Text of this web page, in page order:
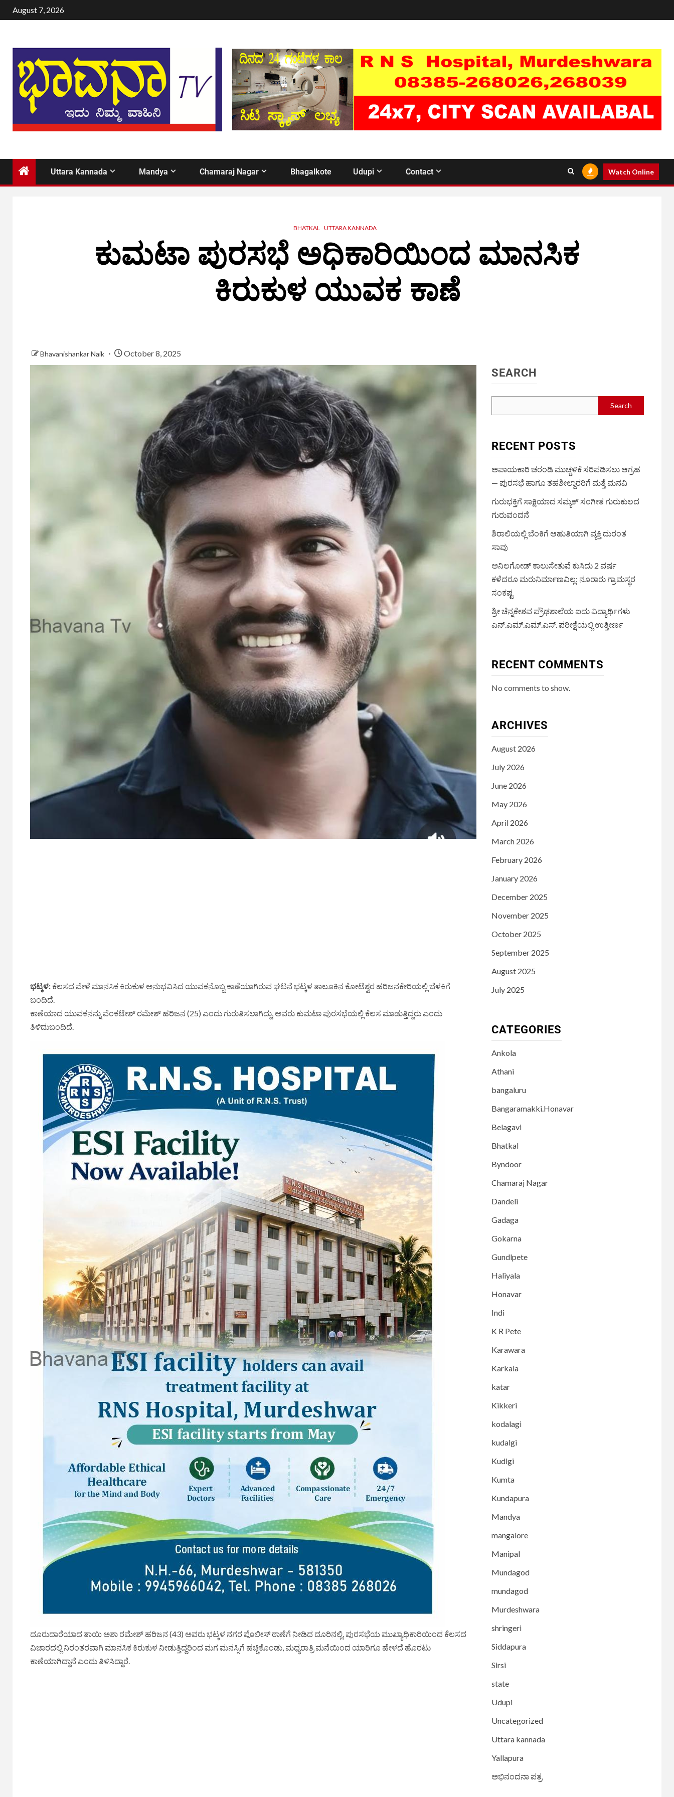
August 7, 2026
Uttara Kannada Mandya Chamaraj Nagar Bhagalkote Udupi Contact Watch Online
BHATKAL UTTARA KANNADA
ಕುಮಟಾ ಪುರಸಭೆ ಅಧಿಕಾರಿಯಿಂದ ಮಾನಸಿಕ
ಕಿರುಕುಳ ಯುವಕ ಕಾಣೆ
Bhavanishankar Naik October 8, 2025
ಭಟ್ಕಳ: ಕೆಲಸದ ವೇಳೆ ಮಾನಸಿಕ ಕಿರುಕುಳ ಅನುಭವಿಸಿದ ಯುವಕನೊಬ್ಬ ಕಾಣೆಯಾಗಿರುವ ಘಟನೆ ಭಟ್ಕಳ ತಾಲೂಕಿನ ಕೋಟೆಶ್ವರ ಹರಿಜನಕೇರಿಯಲ್ಲಿ ಬೆಳಕಿಗೆ
ಬಂದಿದೆ.
ಕಾಣೆಯಾದ ಯುವಕನನ್ನು ವೆಂಕಟೇಶ್ ರಮೇಶ್ ಹರಿಜನ (25) ಎಂದು ಗುರುತಿಸಲಾಗಿದ್ದು, ಅವರು ಕುಮಟಾ ಪುರಸಭೆಯಲ್ಲಿ ಕೆಲಸ ಮಾಡುತ್ತಿದ್ದರು ಎಂದು
ತಿಳಿದುಬಂದಿದೆ.
ದೂರುದಾರೆಯಾದ ತಾಯಿ ಅಶಾ ರಮೇಶ್ ಹರಿಜನ (43) ಅವರು ಭಟ್ಕಳ ನಗರ ಪೊಲೀಸ್ ಠಾಣೆಗೆ ನೀಡಿದ ದೂರಿನಲ್ಲಿ, ಪುರಸಭೆಯ ಮುಖ್ಯಾಧಿಕಾರಿಯಿಂದ ಕೆಲಸದ
ವಿಚಾರದಲ್ಲಿ ನಿರಂತರವಾಗಿ ಮಾನಸಿಕ ಕಿರುಕುಳ ನೀಡುತ್ತಿದ್ದರಿಂದ ಮಗ ಮನಸ್ಸಿಗೆ ಹಚ್ಚಿಕೊಂಡು, ಮಧ್ಯರಾತ್ರಿ ಮನೆಯಿಂದ ಯಾರಿಗೂ ಹೇಳದೆ ಹೊರಟು
ಕಾಣೆಯಾಗಿದ್ದಾನೆ ಎಂದು ತಿಳಿಸಿದ್ದಾರೆ.
SEARCH
Search
RECENT POSTS
ಅಪಾಯಕಾರಿ ಚರಂಡಿ ಮುಚ್ಚಳಿಕೆ ಸರಿಪಡಿಸಲು ಆಗ್ರಹ
— ಪುರಸಭೆ ಹಾಗೂ ತಹಶೀಲ್ದಾರರಿಗೆ ಮತ್ತೆ ಮನವಿ
ಗುರುಭಕ್ತಿಗೆ ಸಾಕ್ಷಿಯಾದ ಸಮ್ಯಕ್ ಸಂಗೀತ ಗುರುಕುಲದ
ಗುರುವಂದನೆ
ಶಿರಾಲಿಯಲ್ಲಿ ಬೆಂಕಿಗೆ ಆಹುತಿಯಾಗಿ ವ್ಯಕ್ತಿ ದುರಂತ
ಸಾವು
ಅನಿಲಗೋಡ್ ಕಾಲುಸೇತುವೆ ಕುಸಿದು 2 ವರ್ಷ
ಕಳೆದರೂ ಮರುನಿರ್ಮಾಣವಿಲ್ಲ: ನೂರಾರು ಗ್ರಾಮಸ್ಥರ
ಸಂಕಷ್ಟ
ಶ್ರೀ ಚೆನ್ನಕೇಶವ ಪ್ರೌಢಶಾಲೆಯ ಐದು ವಿದ್ಯಾರ್ಥಿಗಳು
ಎನ್.ಎಮ್.ಎಮ್.ಎಸ್. ಪರೀಕ್ಷೆಯಲ್ಲಿ ಉತ್ತೀರ್ಣ
RECENT COMMENTS
No comments to show.
ARCHIVES
August 2026
July 2026
June 2026
May 2026
April 2026
March 2026
February 2026
January 2026
December 2025
November 2025
October 2025
September 2025
August 2025
July 2025
CATEGORIES
Ankola
Athani
bangaluru
Bangaramakki.Honavar
Belagavi
Bhatkal
Byndoor
Chamaraj Nagar
Dandeli
Gadaga
Gokarna
Gundlpete
Haliyala
Honavar
Indi
K R Pete
Karawara
Karkala
katar
Kikkeri
kodalagi
kudalgi
Kudlgi
Kumta
Kundapura
Mandya
mangalore
Manipal
Mundagod
mundagod
Murdeshwara
shringeri
Siddapura
Sirsi
state
Udupi
Uncategorized
Uttara kannada
Yallapura
ಅಭಿನಂದನಾ ಪತ್ರ